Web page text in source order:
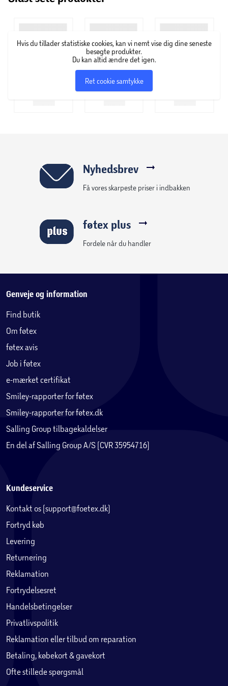
starte på et lægestudium for at lære om føddernes
anatomi og fysiologi. Dengang og i dag sætter Scholl
videnskaben i centrum for hele tiden at udvikle
behagelige produkter, som skåner og aflaster fødderne.
Hvis du tillader statistiske cookies, kan vi nemt vise dig dine seneste
besøgte produkter.
Du kan altid ændre det igen.
Ret cookie samtykke
Nyhedsbrev
Få vores skarpeste priser i indbakken
føtex plus
Fordele når du handler
Genveje og information
Find butik
Om føtex
føtex avis
Job i føtex
e-mærket certifikat
Smiley-rapporter for føtex
Smiley-rapporter for føtex.dk
Salling Group tilbagekaldelser
En del af Salling Group A/S (CVR 35954716)
Kundeservice
Kontakt os (support@foetex.dk)
Fortryd køb
Levering
Returnering
Reklamation
Fortrydelsesret
Handelsbetingelser
Privatlivspolitik
Reklamation eller tilbud om reparation
Betaling, købekort & gavekort
Ofte stillede spørgsmål